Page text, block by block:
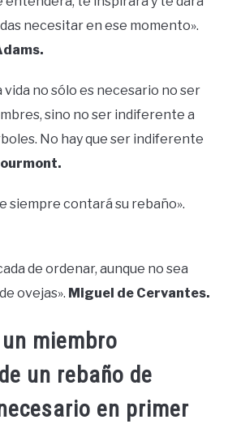
necesitar en ese momento».
vida no sólo es necesario no ser
sino no ser indiferente a
No hay que ser indiferente
siempre contará su rebaño».
de ordenar, aunque no sea
ovejas». Miguel de Cervantes.
miembro
un rebaño de
en primer